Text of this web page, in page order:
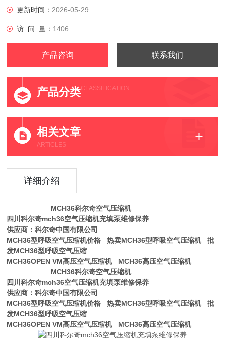
更新时间： 2026-05-29
访 问 量： 1406
产品咨询 联系我们
产品分类CLASSIFICATION
相关文章
ARTICLES
详细介绍
MCH36科尔奇空气压缩机
四川科尔奇mch36空气压缩机充填泵维修保养
供应商：科尔奇中国有限公司
MCH36型呼吸空气压缩机价格 热卖MCH36型呼吸空气压缩机 批
发MCH36型呼吸空气压缩
MCH36OPEN VM高压空气压缩机 MCH36高压空气压缩机
MCH36科尔奇空气压缩机
四川科尔奇mch36空气压缩机充填泵维修保养
供应商：科尔奇中国有限公司
MCH36型呼吸空气压缩机价格 热卖MCH36型呼吸空气压缩机 批
发MCH36型呼吸空气压缩
MCH36OPEN VM高压空气压缩机 MCH36高压空气压缩机